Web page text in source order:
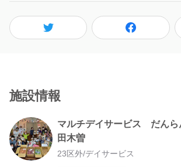
施設情報
マルチデイサービス だん
田木曽
23区外/デイサービス